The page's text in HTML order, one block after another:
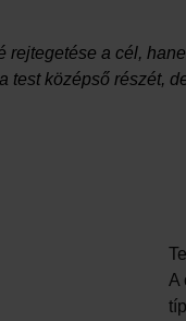
a cél,
középső részét,
A